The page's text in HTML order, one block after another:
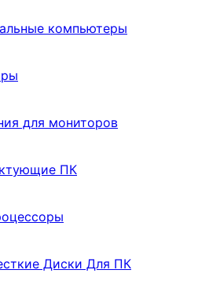
компьютеры
для мониторов
ПК
Диски Для ПК